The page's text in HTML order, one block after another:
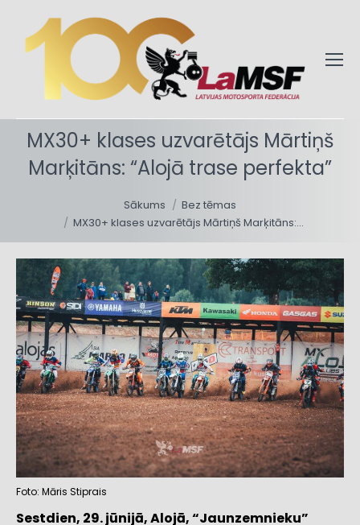
MX30+ klases uzvarētājs Mārtiņš
Marķitāns: “Alojā trase perfekta”
Sākums
Bez tēmas
MX30+ klases uzvarētājs Mārtiņš Marķitāns:…
Foto: Māris Stiprais
Sestdien, 29. jūnijā, Alojā, “Jaunzemnieku”